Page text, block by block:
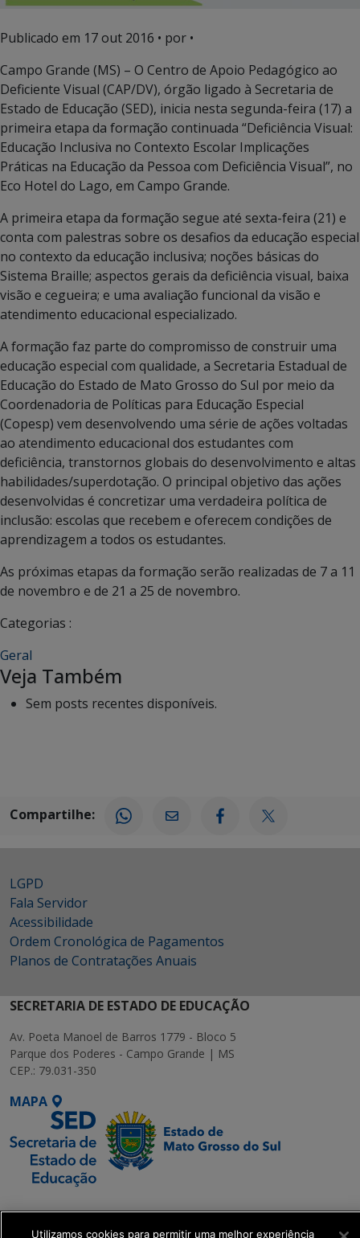
Publicado em 17 out 2016 • por •
Campo Grande (MS) – O Centro de Apoio Pedagógico ao
Deficiente Visual (CAP/DV), órgão ligado à Secretaria de
Estado de Educação (SED), inicia nesta segunda-feira (17) a
primeira etapa da formação continuada “Deficiência Visual:
Educação Inclusiva no Contexto Escolar Implicações
Práticas na Educação da Pessoa com Deficiência Visual”, no
Eco Hotel do Lago, em Campo Grande.
A primeira etapa da formação segue até sexta-feira (21) e
conta com palestras sobre os desafios da educação especial
no contexto da educação inclusiva; noções básicas do
Sistema Braille; aspectos gerais da deficiência visual, baixa
visão e cegueira; e uma avaliação funcional da visão e
atendimento educacional especializado.
A formação faz parte do compromisso de construir uma
educação especial com qualidade, a Secretaria Estadual de
Educação do Estado de Mato Grosso do Sul por meio da
Coordenadoria de Políticas para Educação Especial
(Copesp) vem desenvolvendo uma série de ações voltadas
ao atendimento educacional dos estudantes com
deficiência, transtornos globais do desenvolvimento e altas
habilidades/superdotação. O principal objetivo das ações
desenvolvidas é concretizar uma verdadeira política de
inclusão: escolas que recebem e oferecem condições de
aprendizagem a todos os estudantes.
As próximas etapas da formação serão realizadas de 7 a 11
de novembro e de 21 a 25 de novembro.
Categorias :
Geral
Veja Também
Sem posts recentes disponíveis.
Compartilhe:
LGPD
Fala Servidor
Acessibilidade
Ordem Cronológica de Pagamentos
Planos de Contratações Anuais
SECRETARIA DE ESTADO DE EDUCAÇÃO
Av. Poeta Manoel de Barros 1779 - Bloco 5
Parque dos Poderes - Campo Grande | MS
CEP.: 79.031-350
MAPA
SETDIG | Secretaria-
Executiva de
Utilizamos cookies para permitir uma melhor experiência